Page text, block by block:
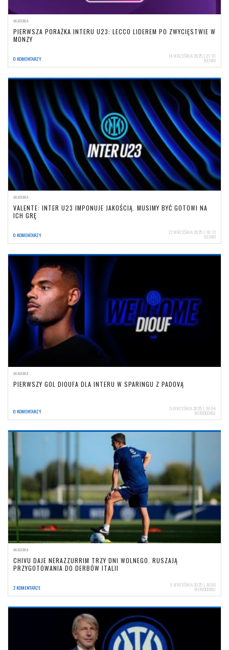
AKADEMIA
PIERWSZA PORAŻKA INTERU U23: LECCO LIDEREM PO ZWYCIĘSTWIE W
MONZY
0 KOMENTARZY 14 WRZEŚNIA 2025 | 21:10
KEJMO
AKADEMIA
VALENTE: INTER U23 IMPONUJE JAKOŚCIĄ. MUSIMY BYĆ GOTOWI NA
ICH GRĘ
0 KOMENTARZY 12 WRZEŚNIA 2025 | 18:13
KEJMO
AKADEMIA
PIERWSZY GOL DIOUFA DLA INTERU W SPARINGU Z PADOVĄ
0 KOMENTARZY 5 WRZEŚNIA 2025 | 18:04
NERIOCORSI
AKADEMIA
CHIVU DAJE NERAZZURRIM TRZY DNI WOLNEGO. RUSZAJĄ
PRZYGOTOWANIA DO DERBÓW ITALII
2 KOMENTARZE 5 WRZEŚNIA 2025 | 16:06
NERIOCORSI